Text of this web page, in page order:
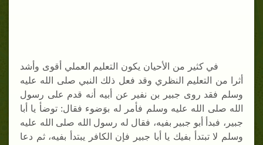
في كثير من الأحيان يكون التعليم العملي أقوى وأشد
أثرا من التعليم النظري وقد فعل ذلك النبي صلى الله عليه
وسلم فقد روى جبير بن نفير عن أبيه أنه قدم على رسول
الله صلى الله عليه وسلم فأمر له بوَضوء فقال: توضأ يا أبا
جبير، فبدأ أبو جبير بفيه، فقال له رسول الله صلى الله عليه
وسلم لا تبتدأ بفيك يا أبا جبير فإن الكافر يبتدأ بفيه، ثم دعا